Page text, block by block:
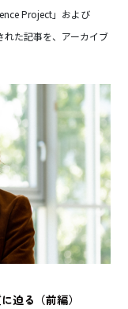
Project」および
れた記事を、アーカイブ
迫る（前編）